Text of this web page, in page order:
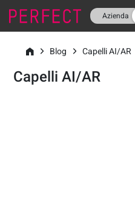
Azienda
Blog Capelli AI/AR
Capelli AI/AR